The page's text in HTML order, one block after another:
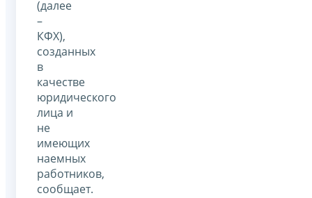
(далее
–
КФХ),
созданных
в
качестве
юридического
лица и
не
имеющих
наемных
работников,
сообщает.